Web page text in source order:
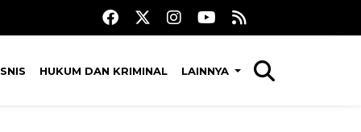
HUKUM DAN KRIMINAL LAINNYA